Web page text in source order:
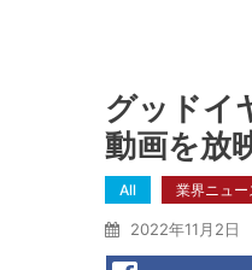
グッドイ
動画を放
All 業界ニュー
2022年11月2日